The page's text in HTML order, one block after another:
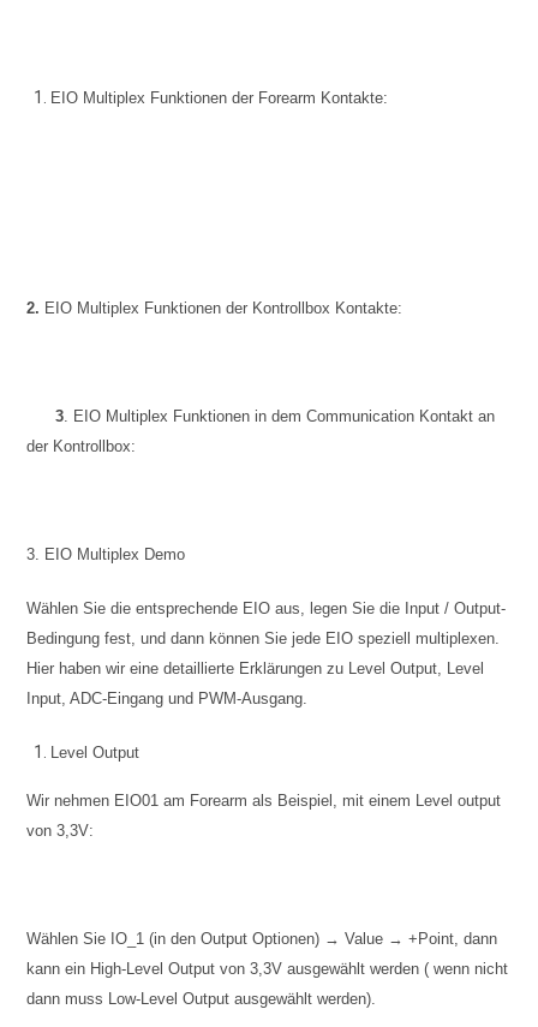
EIO Multiplex Funktionen der Forearm Kontakte:
2. EIO Multiplex Funktionen der Kontrollbox Kontakte:
3. EIO Multiplex Funktionen in dem Communication Kontakt an
der Kontrollbox:
3. EIO Multiplex Demo
Wählen Sie die entsprechende EIO aus, legen Sie die Input / Output-
Bedingung fest, und dann können Sie jede EIO speziell multiplexen.
Hier haben wir eine detaillierte Erklärungen zu Level Output, Level
Input, ADC-Eingang und PWM-Ausgang.
Level Output
Wir nehmen EIO01 am Forearm als Beispiel, mit einem Level output
von 3,3V:
Wählen Sie IO_1 (in den Output Optionen) → Value → +Point, dann
kann ein High-Level Output von 3,3V ausgewählt werden ( wenn nicht
dann muss Low-Level Output ausgewählt werden).